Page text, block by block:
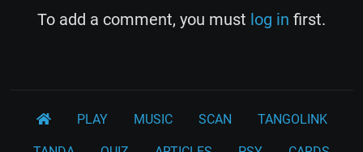
To add a comment, you must log in first.
PLAY MUSIC SCAN TANGOLINK